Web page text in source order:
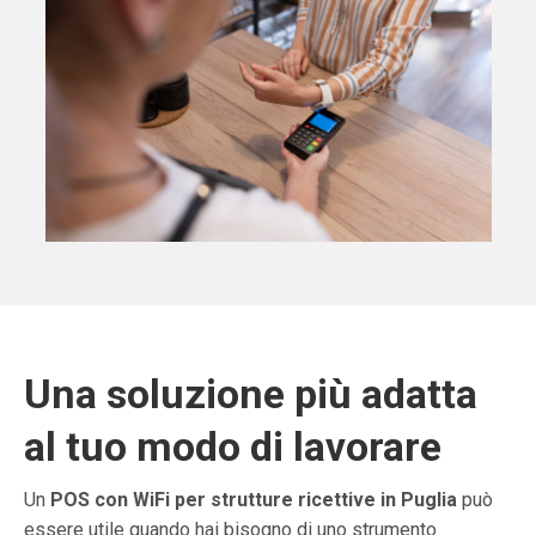
Una soluzione più adatta
al tuo modo di lavorare
Un POS con WiFi per strutture ricettive in Puglia può
essere utile quando hai bisogno di uno strumento